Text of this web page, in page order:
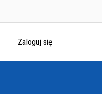
Zaloguj się